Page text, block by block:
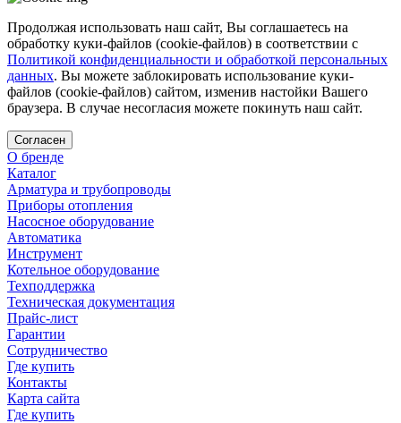
Продолжая использовать наш сайт, Вы соглашаетесь на
обработку куки-файлов (cookie-файлов) в соответствии с
Политикой конфиденциальности и обработкой персональных
данных. Вы можете заблокировать использование куки-
файлов (cookie-файлов) сайтом, изменив настойки Вашего
браузера. В случае несогласия можете покинуть наш сайт.
Согласен
О бренде
Каталог
Арматура и трубопроводы
Приборы отопления
Насосное оборудование
Автоматика
Инструмент
Котельное оборудование
Техподдержка
Техническая документация
Прайс-лист
Гарантии
Сотрудничество
Где купить
Контакты
Карта сайта
Где купить